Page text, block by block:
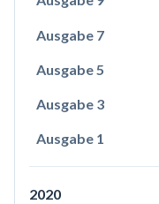
Ausgabe 7
Ausgabe 5
Ausgabe 3
Ausgabe 1
2020